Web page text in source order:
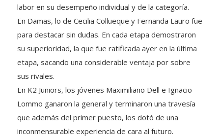
labor en su desempeño individual y de la categoría.
En Damas, lo de Cecilia Collueque y Fernanda Lauro fue
para destacar sin dudas. En cada etapa demostraron
su superioridad, la que fue ratificada ayer en la última
etapa, sacando una considerable ventaja por sobre
sus rivales.
En K2 Juniors, los jóvenes Maximiliano Dell e Ignacio
Lommo ganaron la general y terminaron una travesía
que además del primer puesto, los dotó de una
inconmensurable experiencia de cara al futuro.